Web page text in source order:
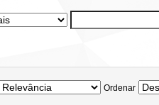
Ordenar